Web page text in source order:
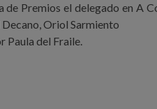
Premios el delegado en A
Oriol Sarmiento
Paula del Fraile.